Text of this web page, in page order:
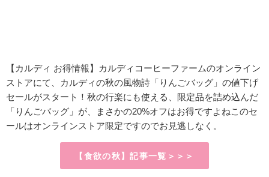
【カルディ お得情報】
カルディコーヒーファームのオンライン
ストアにて、カルディの秋の風物詩「りんごバッグ」の値下げ
セールがスタート！秋の行楽にも使える、限定品を詰め込んだ
「りんごバッグ」が、まさかの20%オフはお得ですよねこのセ
ールはオンラインストア限定ですのでお見逃しなく。
【食欲の秋】記事一覧＞＞＞